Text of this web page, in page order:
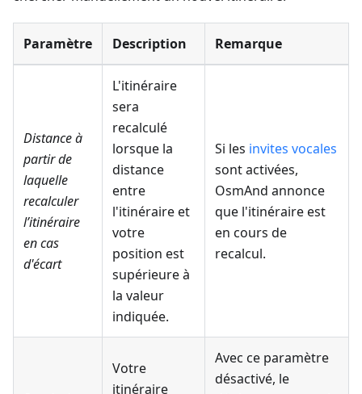
Paramètre Description Remarque
Distance à
partir de
laquelle
recalculer
l’itinéraire
en cas
d'écart
L'itinéraire
sera
recalculé
lorsque la
distance
entre
l'itinéraire et
votre
position est
supérieure à
la valeur
indiquée.
Si les invites vocales
sont activées,
OsmAnd annonce
que l'itinéraire est
en cours de
recalcul.
Votre
itinéraire
Avec ce paramètre
désactivé, le